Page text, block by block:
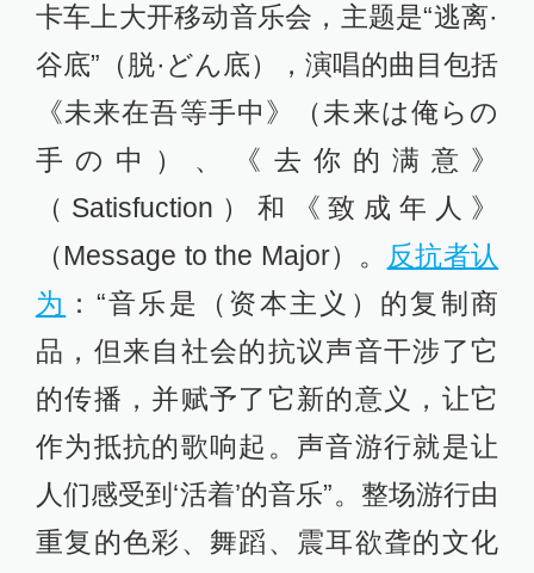
卡车上大开移动音乐会，主题是“逃离·
谷底”（脱·どん底），演唱的曲目包括
《未来在吾等手中》（未来は俺らの
手の中）、《去你的满意》
（Satisfuction）和《致成年人》
（Message to the Major）。 反抗者认
为 ：“音乐是（资本主义）的复制商
品，但来自社会的抗议声音干涉了它
的传播，并赋予了它新的意义，让它
作为抵抗的歌响起。声音游行就是让
人们感受到‘活着’的音乐”。整场游行由
重复的色彩、舞蹈、震耳欲聋的文化